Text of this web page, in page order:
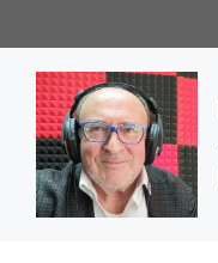
al
contenuto